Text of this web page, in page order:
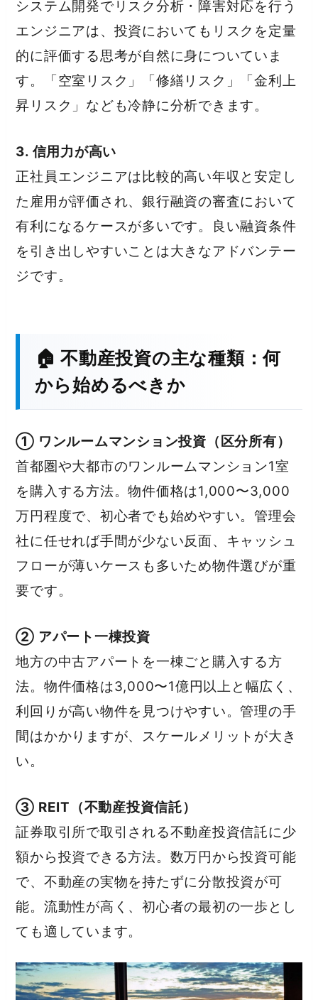
システム開発でリスク分析・障害対応を行う
エンジニアは、投資においてもリスクを定量
的に評価する思考が自然に身についていま
す。「空室リスク」「修繕リスク」「金利上
昇リスク」なども冷静に分析できます。
3. 信用力が高い
正社員エンジニアは比較的高い年収と安定し
た雇用が評価され、銀行融資の審査において
有利になるケースが多いです。良い融資条件
を引き出しやすいことは大きなアドバンテー
ジです。
🏠 不動産投資の主な種類：何
から始めるべきか
① ワンルームマンション投資（区分所有）
首都圏や大都市のワンルームマンション1室
を購入する方法。物件価格は1,000〜3,000
万円程度で、初心者でも始めやすい。管理会
社に任せれば手間が少ない反面、キャッシュ
フローが薄いケースも多いため物件選びが重
要です。
② アパート一棟投資
地方の中古アパートを一棟ごと購入する方
法。物件価格は3,000〜1億円以上と幅広く、
利回りが高い物件を見つけやすい。管理の手
間はかかりますが、スケールメリットが大き
い。
③ REIT（不動産投資信託）
証券取引所で取引される不動産投資信託に少
額から投資できる方法。数万円から投資可能
で、不動産の実物を持たずに分散投資が可
能。流動性が高く、初心者の最初の一歩とし
ても適しています。